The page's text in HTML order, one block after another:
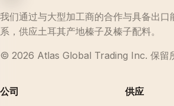
我们通过与大型加工商的合作与具备出口
系，供应土耳其产地榛子及榛子配料。
© 2026 Atlas Global Trading Inc. 保留
公司
供应